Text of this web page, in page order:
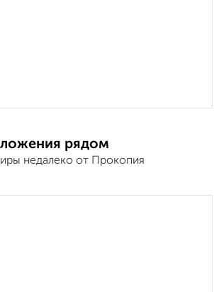
рядом
недалеко от Прокопия